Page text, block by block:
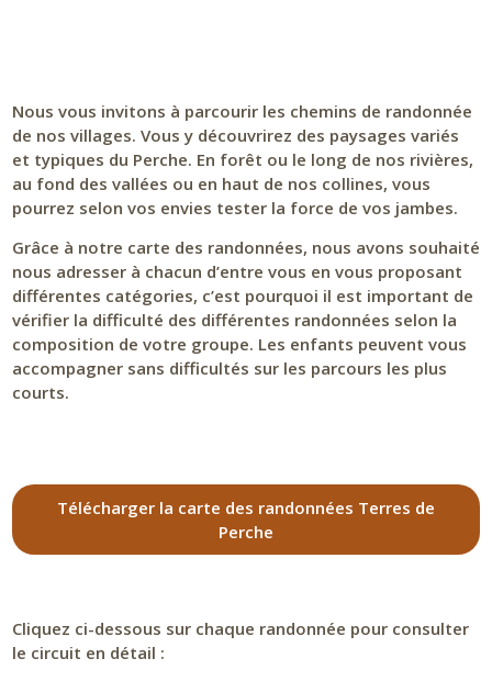
Nous vous invitons à parcourir les chemins de randonnée
de nos villages. Vous y découvrirez des paysages variés
et typiques du Perche. En forêt ou le long de nos rivières,
au fond des vallées ou en haut de nos collines, vous
pourrez selon vos envies tester la force de vos jambes.
Grâce à notre carte des randonnées, nous avons souhaité
nous adresser à chacun d’entre vous en vous proposant
différentes catégories, c’est pourquoi il est important de
vérifier la difficulté des différentes randonnées selon la
composition de votre groupe. Les enfants peuvent vous
accompagner sans difficultés sur les parcours les plus
courts.
Télécharger la carte des randonnées Terres de
Perche
Cliquez ci-dessous sur chaque randonnée pour consulter
le circuit en détail :